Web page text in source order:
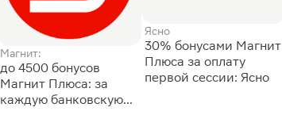
Магнит:
до 4500 бонусов
Магнит Плюса: за
каждую банковскую
Ясно
30% бонусами Магнит
Плюса за оплату
первой сессии: Ясно